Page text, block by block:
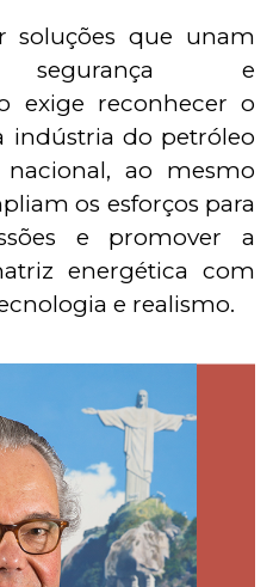
soluções que unam
segurança e
exige reconhecer o
indústria do petróleo
ao mesmo
os esforços para
e promover a
energética com
e realismo.